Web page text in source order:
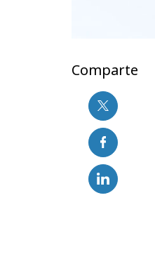
Comparte